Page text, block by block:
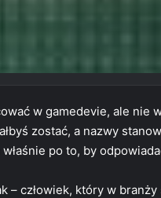
w gamedevie, ale nie
zostać, a nazwy
właśnie po to, by
– człowiek, który w